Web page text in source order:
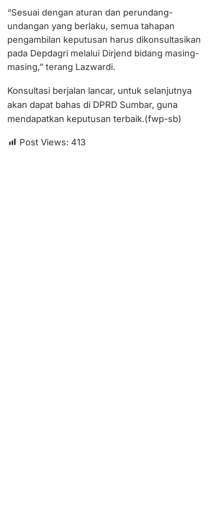
“Sesuai dengan aturan dan perundang-
undangan yang berlaku, semua tahapan
pengambilan keputusan harus dikonsultasikan
pada Depdagri melalui Dirjend bidang masing-
masing,” terang Lazwardi.
Konsultasi berjalan lancar, untuk selanjutnya
akan dapat bahas di DPRD Sumbar, guna
mendapatkan keputusan terbaik.(fwp-sb)
Post Views: 413